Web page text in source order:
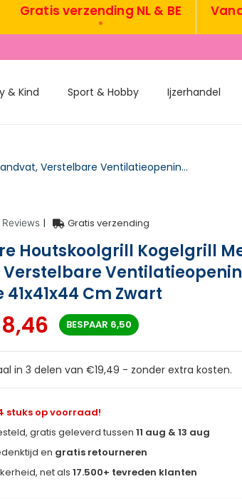
verzending NL & BE
& Kind Sport & Hobby Ijzerhandel
Draagbare Houtskoolgrill Kogelgrill Met Deksel, Handvat, Verstelbare Ventilatieopeningen Voor Barbecue 41x41x44 Cm Zwart
| Gratis verzending
Houtskoolgrill Kogelgrill
Cm Zwart
BESPAAR 6,50
in 3 delen van €19,49 - zonder extra kosten.
stuks op voorraad!
gratis geleverd tussen11 aug & 13 aug
en gratis retourneren
net als17.500+ tevreden klanten